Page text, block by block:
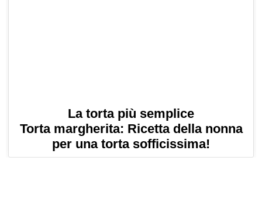
La torta più semplice
Torta margherita: Ricetta della nonna
per una torta sofficissima!